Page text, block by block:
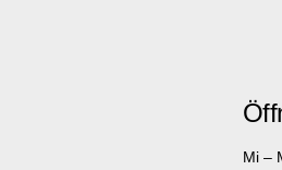
Mi –